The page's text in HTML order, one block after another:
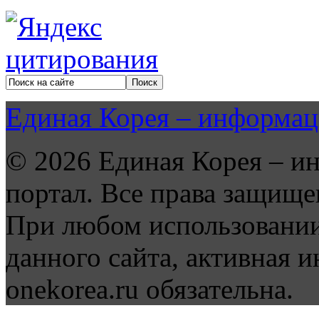
Единая Корея –
© 2026 Единая Корея –
портал. Все права
При любом
данного сайта, активная
onekorea.ru обязательна.